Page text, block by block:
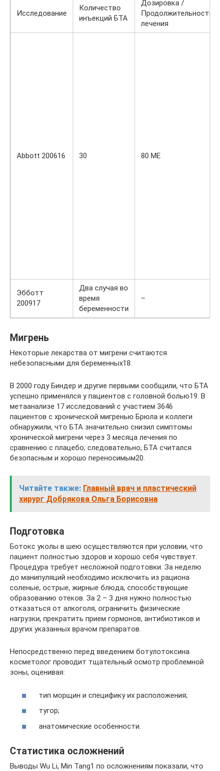
Исследование
Количество
инъекций БТА
Дозировка /
Продолжительность
лечения
Abbott 200616 30 80 МЕ
Эбботт
200917
Два случая во
время
беременности
–
Мигрень
Некоторые лекарства от мигрени считаются
небезопасными для беременных18.
В 2000 году Биндер и другие первыми сообщили, что БТА
успешно применялся у пациентов с головной болью19. В
метаанализе 17 исследований с участием 3646
пациентов с хронической мигренью Брюла и коллеги
обнаружили, что БТА значительно снизил симптомы
хронической мигрени через 3 месяца лечения по
сравнению с плацебо; следовательно, БТА считался
безопасным и хорошо переносимым20.
Читайте также: Главный врач и пластический
хирург Добрякова Ольга Борисовна
Подготовка
Ботокс уколы в шею осуществляются при условии, что
пациент полностью здоров и хорошо себя чувствует.
Процедура требует несложной подготовки. За неделю
до манипуляций необходимо исключить из рациона
соленые, острые, жирные блюда, способствующие
образованию отеков. За 2 – 3 дня нужно полностью
отказаться от алкоголя, ограничить физические
нагрузки, прекратить прием гормонов, антибиотиков и
других указанных врачом препаратов.
Непосредственно перед введением ботулотоксина
косметолог проводит тщательный осмотр проблемной
зоны, оценивая:
тип морщин и специфику их расположения;
тугор;
анатомические особенности.
Статистика осложнений
Выводы Wu Li, Min Tang1 по осложнениям показали, что